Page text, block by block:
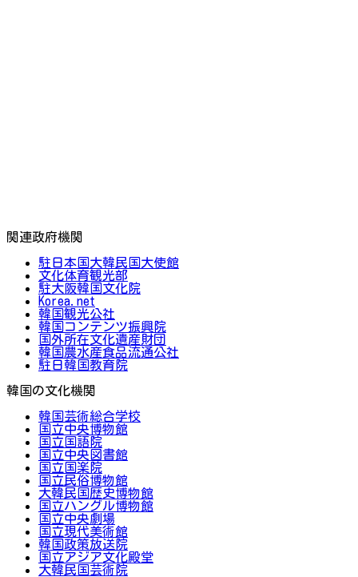
関連政府機関
駐日本国大韓民国大使館
文化体育観光部
駐大阪韓国文化院
Korea.net
韓国観光公社
韓国コンテンツ振興院
国外所在文化遺産財団
韓国農水産食品流通公社
駐日韓国教育院
韓国の文化機関
韓国芸術総合学校
国立中央博物館
国立国語院
国立中央図書館
国立国楽院
国立民俗博物館
大韓民国歴史博物館
国立ハングル博物館
国立中央劇場
国立現代美術館
韓国政策放送院
国立アジア文化殿堂
大韓民国芸術院